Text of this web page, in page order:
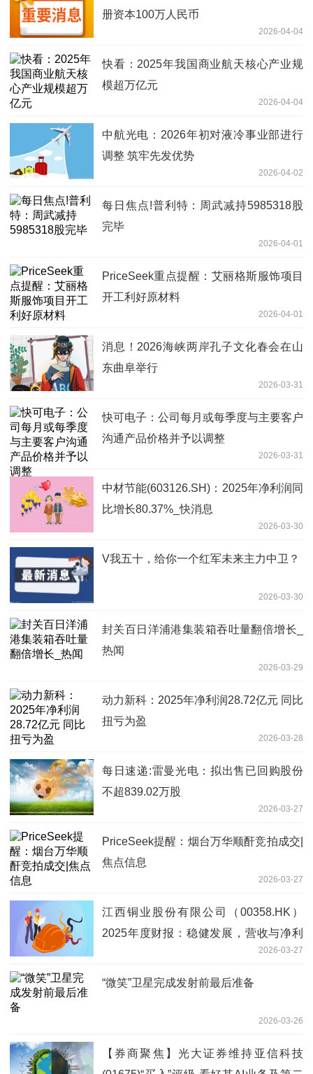
册资本100万人民币
2026-04-04
快看：2025年我国商业航天核心产业规
模超万亿元
2026-04-04
中航光电：2026年初对液冷事业部进行
调整 筑牢先发优势
2026-04-02
每日焦点!普利特：周武减持5985318股
完毕
2026-04-01
PriceSeek重点提醒：艾丽格斯服饰项目
开工利好原材料
2026-04-01
消息！2026海峡两岸孔子文化春会在山
东曲阜举行
2026-03-31
快可电子：公司每月或每季度与主要客户
沟通产品价格并予以调整
2026-03-31
中材节能(603126.SH)：2025年净利润同
比增长80.37%_快消息
2026-03-30
V我五十，给你一个红军未来主力中卫？
2026-03-30
封关百日洋浦港集装箱吞吐量翻倍增长_
热闻
2026-03-29
动力新科：2025年净利润28.72亿元 同比
扭亏为盈
2026-03-28
每日速递:雷曼光电：拟出售已回购股份
不超839.02万股
2026-03-27
PriceSeek提醒：烟台万华顺酐竞拍成交|
焦点信息
2026-03-27
江西铜业股份有限公司（00358.HK）
2025年度财报：稳健发展，营收与净利
2026-03-27
“微笑”卫星完成发射前最后准备
2026-03-26
【券商聚焦】光大证券维持亚信科技